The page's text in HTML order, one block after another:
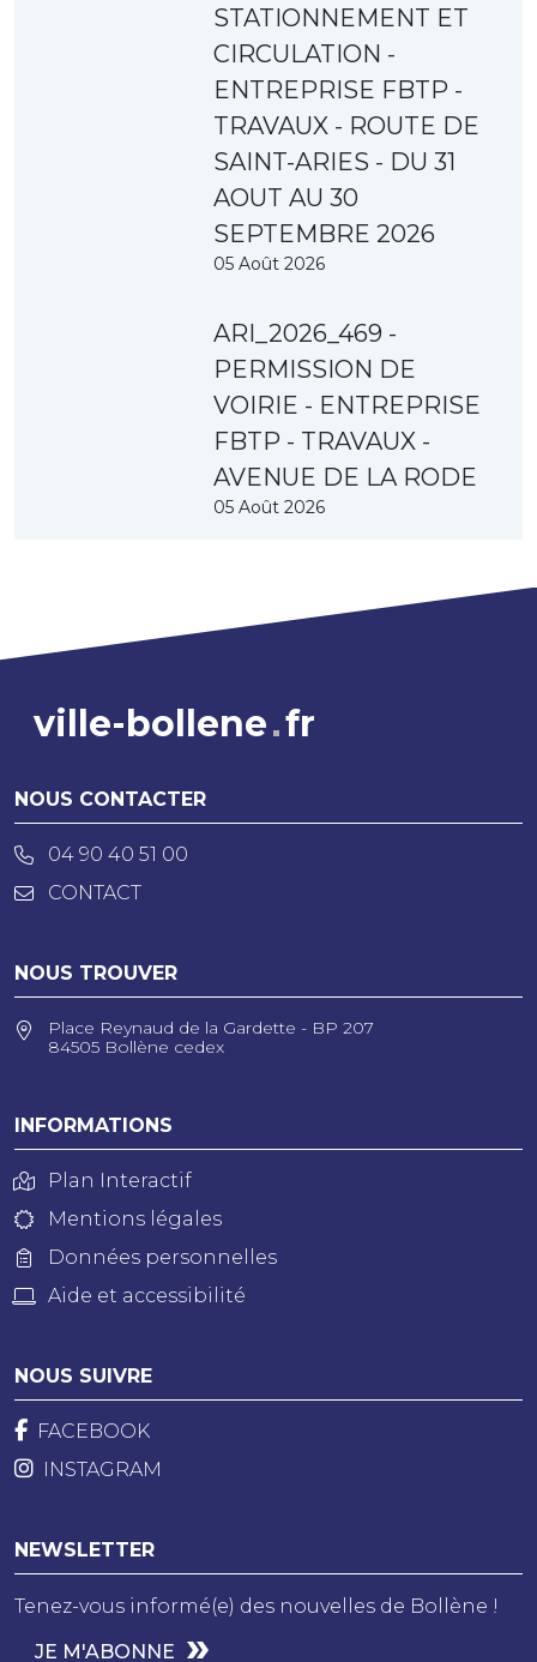
STATIONNEMENT ET
CIRCULATION -
ENTREPRISE FBTP -
TRAVAUX - ROUTE DE
SAINT-ARIES - DU 31
AOUT AU 30
SEPTEMBRE 2026
05 Août 2026
ARI_2026_469 -
PERMISSION DE
VOIRIE - ENTREPRISE
FBTP - TRAVAUX -
AVENUE DE LA RODE
05 Août 2026
ville-bollene fr
NOUS CONTACTER
04 90 40 51 00
CONTACT
NOUS TROUVER
Place Reynaud de la Gardette - BP 207
84505 Bollène cedex
INFORMATIONS
Plan Interactif
Mentions légales
Données personnelles
Aide et accessibilité
NOUS SUIVRE
FACEBOOK
INSTAGRAM
NEWSLETTER
Tenez-vous informé(e) des nouvelles de Bollène !
JE M'ABONNE